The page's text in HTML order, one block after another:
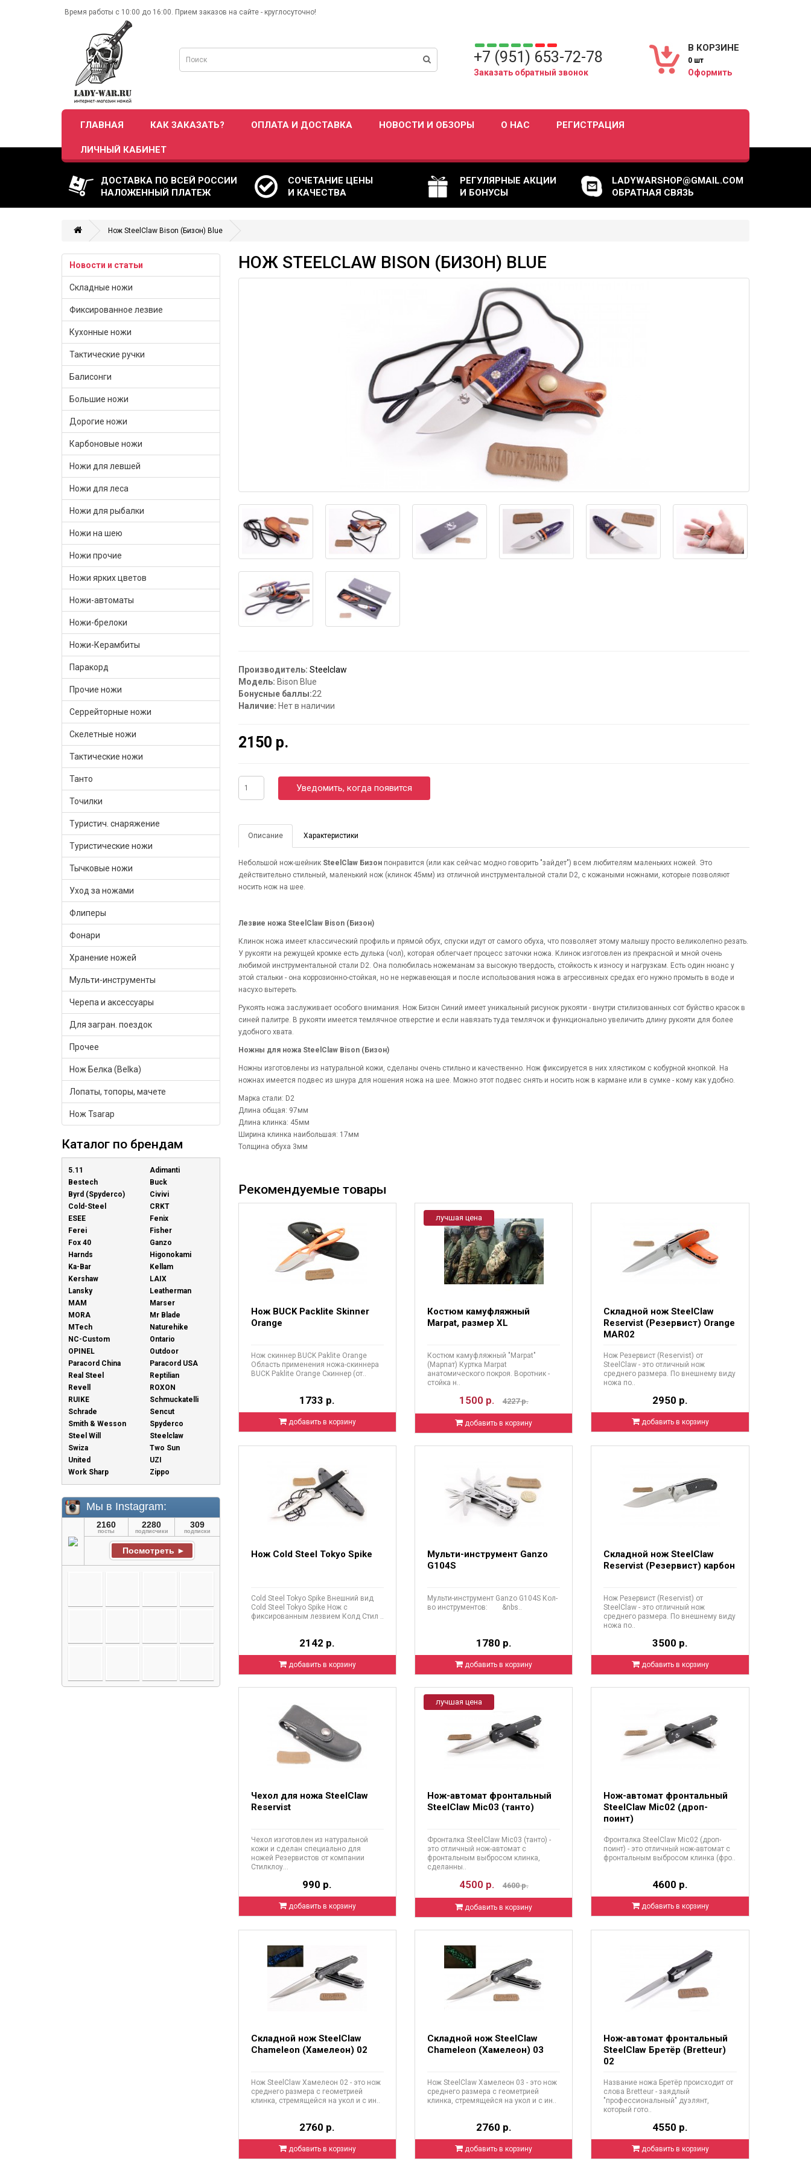
Время работы с 10:00 до 16:00. Прием заказов на сайте - круглосуточно!
+7 (951) 653-72-78
Заказать обратный звонок
В КОРЗИНЕ
0 шт
Оформить
ГЛАВНАЯ КАК ЗАКАЗАТЬ? ОПЛАТА И ДОСТАВКА НОВОСТИ И ОБЗОРЫ О НАС РЕГИСТРАЦИЯ
ЛИЧНЫЙ КАБИНЕТ
ДОСТАВКА ПО ВСЕЙ РОССИИ
НАЛОЖЕННЫЙ ПЛАТЕЖ
СОЧЕТАНИЕ ЦЕНЫ
И КАЧЕСТВА
РЕГУЛЯРНЫЕ АКЦИИ
И БОНУСЫ
LADYWARSHOP@GMAIL.COM
ОБРАТНАЯ СВЯЗЬ
Нож SteelClaw Bison (Бизон) Blue
Новости и статьи
Складные ножи
Фиксированное лезвие
Кухонные ножи
Тактические ручки
Балисонги
Большие ножи
Дорогие ножи
Карбоновые ножи
Ножи для левшей
Ножи для леса
Ножи для рыбалки
Ножи на шею
Ножи прочие
Ножи ярких цветов
Ножи-автоматы
Ножи-брелоки
Ножи-Керамбиты
Паракорд
Прочие ножи
Серрейторные ножи
Скелетные ножи
Тактические ножи
Танто
Точилки
Туристич. снаряжение
Туристические ножи
Тычковые ножи
Уход за ножами
Флиперы
Фонари
Хранение ножей
Мульти-инструменты
Черепа и аксессуары
Для загран. поездок
Прочее
Нож Белка (Belka)
Лопаты, топоры, мачете
Нож Tsarap
Каталог по брендам
5.11
Adimanti
Bestech
Buck
Byrd (Spyderco)
Civivi
Cold-Steel
CRKT
ESEE
Fenix
Ferei
Fisher
Fox 40
Ganzo
Harnds
Higonokami
Ka-Bar
Kellam
Kershaw
LAIX
Lansky
Leatherman
MAM
Marser
MORA
Mr Blade
MTech
Naturehike
NC-Custom
Ontario
OPINEL
Outdoor
Paracord China
Paracord USA
Real Steel
Reptilian
Revell
ROXON
RUIKE
Schmuckatelli
Schrade
Sencut
Smith & Wesson
Spyderco
Steel Will
Steelclaw
Swiza
Two Sun
United
UZI
Work Sharp
Zippo
НОЖ STEELCLAW BISON (БИЗОН) BLUE
Производитель: Steelclaw
Модель: Bison Blue
Бонусные баллы:22
Наличие: Нет в наличии
2150 р.
Уведомить, когда появится
Описание Характеристики
Небольшой нож-шейник SteelClaw Бизонпонравится (или как сейчас модно говорить "зайдет") всем любителям маленьких ножей. Это
действительно стильный, маленький нож (клинок 45мм) из отличной инструментальной стали D2, с кожаными ножнами, которые позволяют
носить нож на шее.
Лезвие ножа SteelClaw Bison (Бизон)
Клинок ножа имеет классический профиль и прямой обух, спуски идут от самого обуха, что позволяет этому малышу просто великолепно резать.
У рукояти на режущей кромке есть дулька (чол), которая облегчает процесс заточки ножа. Клинок изготовлен из прекрасной и мной очень
любимой инструментальной стали D2. Она полюбилась ножеманам за высокую твердость, стойкость к износу и нагрузкам. Есть один нюанс у
этой стальки - она коррозионно-стойкая, но не нержавеющая и после использования ножа в агрессивных средах его нужно промыть в воде и
насухо вытереть.
Рукоять ножа заслуживает особого внимания. Нож Бизон Синий имеет уникальный рисунок рукояти - внутри стилизованных сот буйство красок в
синей палитре. В рукояти имеется темлячное отверстие и если навязать туда темлячок и функционально увеличить длину рукояти для более
удобного хвата.
Ножны для ножа SteelClaw Bison (Бизон)
Ножны изготовлены из натуральной кожи, сделаны очень стильно и качественно. Нож фиксируется в них хлястиком с кобурной кнопкой. На
ножнах имеется подвес из шнура для ношения ножа на шее. Можно этот подвес снять и носить нож в кармане или в сумке - кому как удобно.
Марка стали: D2
Длина общая: 97мм
Длина клинка: 45мм
Ширина клинка наибольшая: 17мм
Толщина обуха 3мм
Рекомендуемые товары
Нож BUCK Packlite Skinner
Orange
Нож скиннер BUCK Paklite Orange
Область применения ножа-скиннера
BUCK Paklite Orange Скиннер (от..
1733 р.
добавить в корзину
лучшая цена
Костюм камуфляжный
Marpat, размер XL
Костюм камуфляжный "Marpat"
(Марпат) Куртка Marpat
анатомического покроя. Воротник -
стойка н..
1500 р. 4227 р.
добавить в корзину
Складной нож SteelClaw
Reservist (Резервист) Orange
MAR02
Нож Резервист (Reservist) от
SteelClaw - это отличный нож
среднего размера. По внешнему виду
ножа по..
2950 р.
добавить в корзину
Нож Cold Steel Tokyo Spike
Cold Steel Tokyo Spike Внешний вид
Cold Steel Tokyo Spike Нож с
фиксированным лезвием Колд Стил ..
2142 р.
добавить в корзину
Мульти-инструмент Ganzo
G104S
Мульти-инструмент Ganzo G104S Кол-
во инструментов: &nbs..
1780 р.
добавить в корзину
Складной нож SteelClaw
Reservist (Резервист) карбон
Нож Резервист (Reservist) от
SteelClaw - это отличный нож
среднего размера. По внешнему виду
ножа по..
3500 р.
добавить в корзину
Чехол для ножа SteelClaw
Reservist
Чехол изготовлен из натуральной
кожи и сделан специально для
ножей Резервистов от компании
Стилклоу...
990 р.
добавить в корзину
лучшая цена
Нож-автомат фронтальный
SteelClaw Mic03 (танто)
Фронталка SteelClaw Mic03 (танто) -
это отличный нож-автомат с
фронтальным выбросом клинка,
сделанны..
4500 р. 4600 р.
добавить в корзину
Нож-автомат фронтальный
SteelClaw Mic02 (дроп-
поинт)
Фронталка SteelClaw Mic02 (дроп-
поинт) - это отличный нож-автомат с
фронтальным выбросом клинка (фро..
4600 р.
добавить в корзину
Складной нож SteelClaw
Chameleon (Хамелеон) 02
Нож SteelClaw Хамелеон 02 - это нож
среднего размера с геометрией
клинка, стремящейся на укол и с ин..
2760 р.
добавить в корзину
Складной нож SteelClaw
Chameleon (Хамелеон) 03
Нож SteelClaw Хамелеон 03 - это нож
среднего размера с геометрией
клинка, стремящейся на укол и с ин..
2760 р.
добавить в корзину
Нож-автомат фронтальный
SteelClaw Бретёр (Bretteur)
02
Название ножа Бретёр происходит от
слова Bretteur - заядлый
"профессиональный" дуэлянт,
который гото..
4550 р.
добавить в корзину